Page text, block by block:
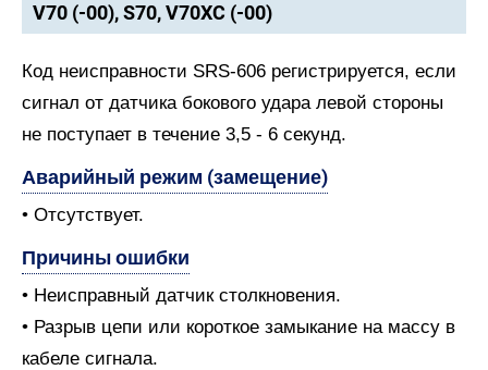
V70 (-00), S70, V70XC (-00)
Код неисправности SRS-606 регистрируется, если
сигнал от датчика бокового удара левой стороны
не поступает в течение 3,5 - 6 секунд.
Аварийный режим (замещение)
• Отсутствует.
Причины ошибки
• Неисправный датчик столкновения.
• Разрыв цепи или короткое замыкание на массу в
кабеле сигнала.